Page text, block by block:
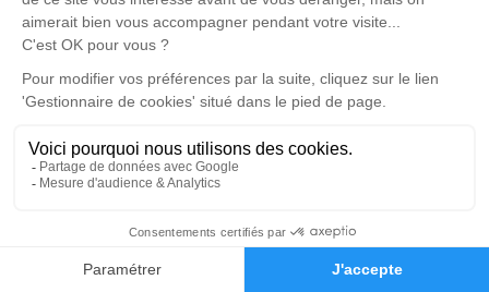
Faire-part Hommages
Un service de plantation d’arbre hommage est
disponible ici.
Je rends hommage
Cérémonie civile
Cimetière de Saint-Junien
Avenue Elisée Reclus